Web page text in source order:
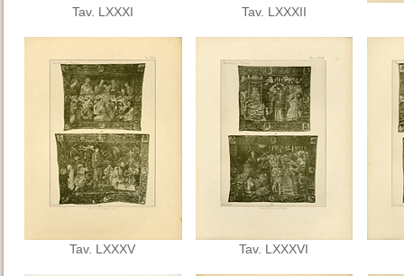
Tav. LXXXI Tav. LXXXII
Tav. LXXXV Tav. LXXXVI